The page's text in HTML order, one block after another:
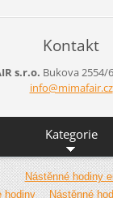
Kontakt
s.r.o. Bukova 2554/6
info@mimafair.cz
Kategorie
Nástěnné hodiny
hodiny
Nástěnné